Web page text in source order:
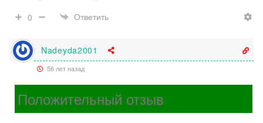
0
Ответить
Nadeyda2001
56 лет назад
Положительный отзыв